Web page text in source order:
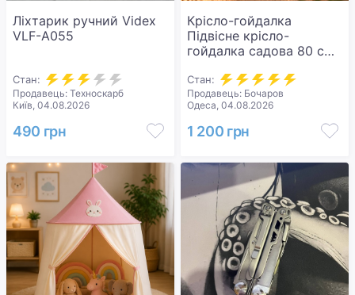
Ліхтарик ручний Videx
VLF-A055
Стан:
Продавець: Техноскарб
Київ, 04.08.2026
490 грн
Крісло-гойдалка
Підвісне крісло-
гойдалка садова 80 см /
балкона та тераси,
навантаження до 200 кг
Бежевий
Стан:
Продавець: Бочаров
Одеса, 04.08.2026
1 200 грн